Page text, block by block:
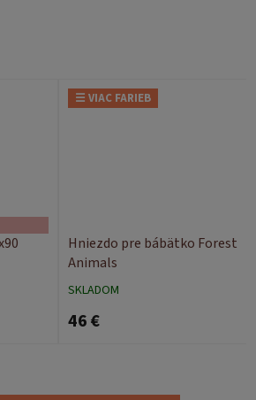
☰ VIAC FARIEB
Hniezdo pre bábätko Forest
Animals
SKLADOM
46 €